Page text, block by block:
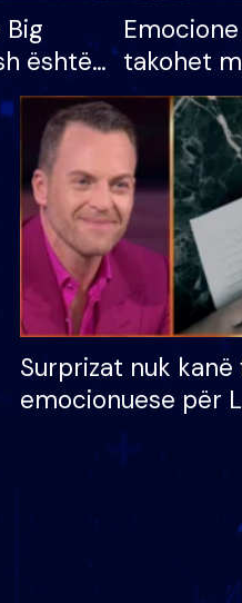
është
shtëpinë
për
takohet
vajzën
S’kemi
apo jo?
Surprizat nuk
emocionuese për